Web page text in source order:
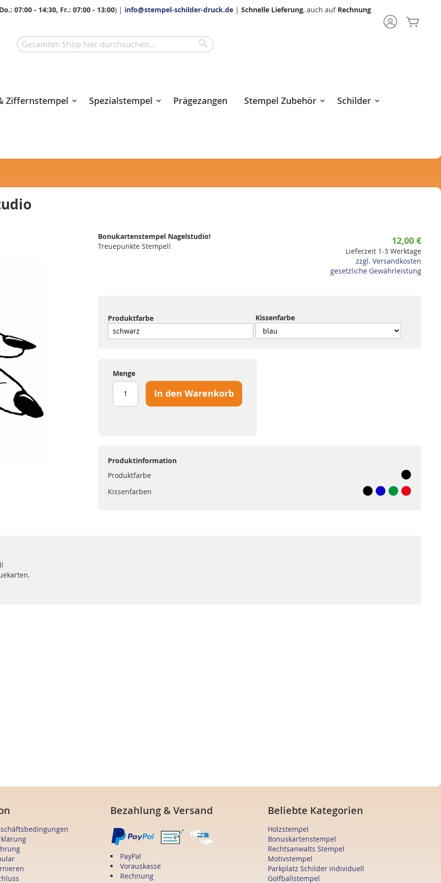
07:00 - 14:30, Fr.: 07:00 - 13:00) | info@stempel-schilder-druck.de | Schnelle Lieferung, auch auf Rechnung
Search
Ziffernstempel Spezialstempel Prägezangen Stempel Zubehör Schilder
12,00 €
Lieferzeit 1-3 Werktage
zzgl. Versandkosten
gesetzliche Gewährleistung
Bonukartenstempel Nagelstudio!
Treuepunkte Stempel!
Produktfarbe Kissenfarbe
Menge
In den Warenkorb
Produktinformation
Produktfarbe
Kissenfarben
Bezahlung & Versand
PayPal
Vorauskasse
Rechnung
Beliebte Kategorien
Holzstempel
Bonuskartenstempel
Rechtsanwalts Stempel
Motivstempel
Parkplatz Schilder individuell
Golfballstempel